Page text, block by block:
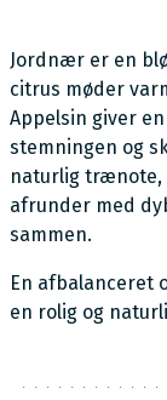
Jordnær er en
citrus møder
Appelsin giver
stemningen og
naturlig trænote,
afrunder med
sammen.
En afbalanceret
en rolig og